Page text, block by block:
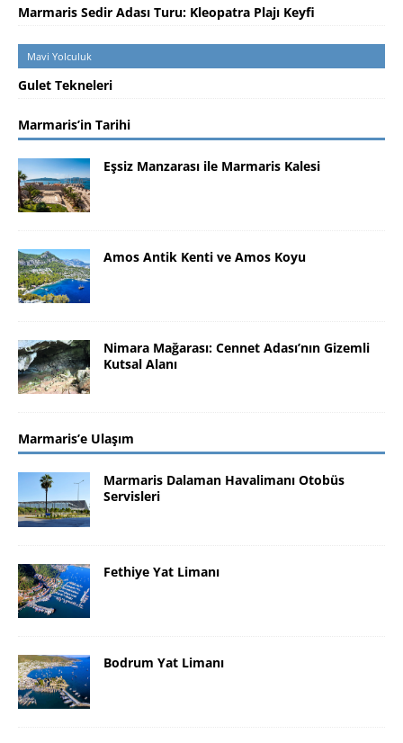
Marmaris Sedir Adası Turu: Kleopatra Plajı Keyfi
Mavi Yolculuk
Gulet Tekneleri
Marmaris’in Tarihi
Eşsiz Manzarası ile Marmaris Kalesi
Amos Antik Kenti ve Amos Koyu
Nimara Mağarası: Cennet Adası’nın Gizemli
Kutsal Alanı
Marmaris’e Ulaşım
Marmaris Dalaman Havalimanı Otobüs
Servisleri
Fethiye Yat Limanı
Bodrum Yat Limanı